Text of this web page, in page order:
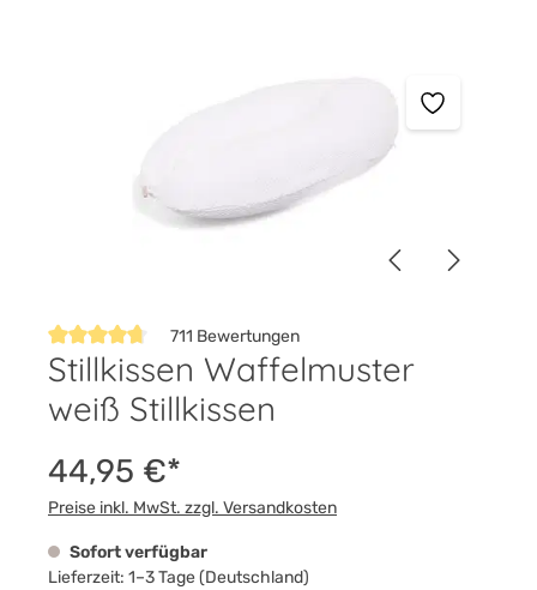
Durchschnittliche Bewertung von 4.8 von 5 Sternen
711 Bewertungen
Stillkissen Waffelmuster
weiß Stillkissen
44,95 €*
Preise inkl. MwSt. zzgl. Versandkosten
Sofort verfügbar
Lieferzeit: 1–3 Tage (Deutschland)